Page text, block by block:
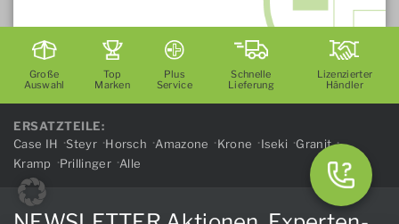
Große
Auswahl
Top
Marken
Plus
Service
Schnelle
Lieferung
Lizenzierter
Händler
ERSATZTEILE:
Case IH
Steyr Horsch Amazone Krone Iseki
Granit
Kramp
Prillinger Alle